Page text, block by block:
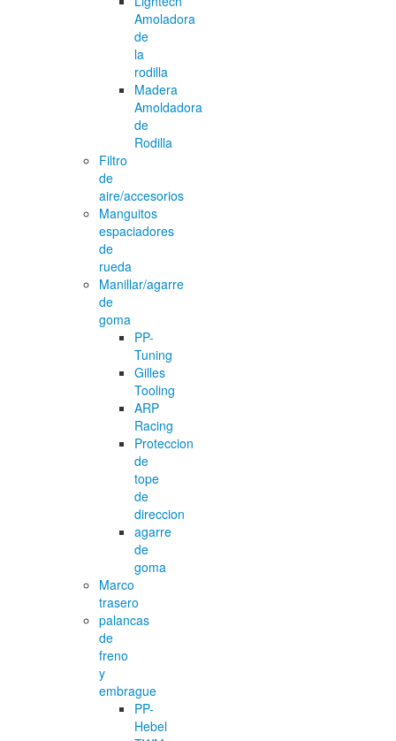
Amoladora
de
la
rodilla
Madera
Amoldadora
de
Rodilla
Filtro
de
aire/accesorios
Manguitos
espaciadores
de
rueda
Manillar/agarre
de
goma
PP-
Tuning
Gilles
Tooling
ARP
Racing
Proteccion
de
tope
de
direccion
agarre
de
goma
Marco
trasero
palancas
de
freno
y
embrague
PP-
Hebel